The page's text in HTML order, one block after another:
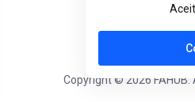
Copyright © 2026 FAHUB.